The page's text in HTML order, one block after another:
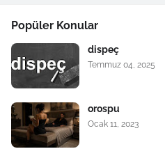
Popüler Konular
dispeç
Temmuz 04, 2025
orospu
Ocak 11, 2023